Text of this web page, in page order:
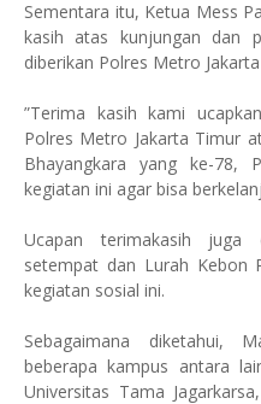
Sementara itu, Ketua Mess
kasih atas kunjungan dan
diberikan Polres Metro
”Terima kasih kami
Polres Metro Jakarta Timur
Bhayangkara yang ke-78,
kegiatan ini agar bisa
Ucapan terimakasih juga
setempat dan Lurah Kebon
kegiatan sosial ini.
Sebagaimana diketahui,
beberapa kampus antara
Universitas Tama